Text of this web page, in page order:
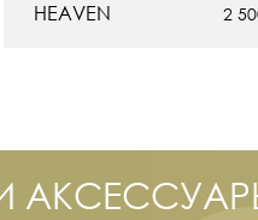
2
HEAVEN